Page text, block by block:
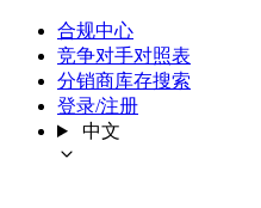
合规中心
竞争对手对照表
分销商库存搜索
登录/注册
中文